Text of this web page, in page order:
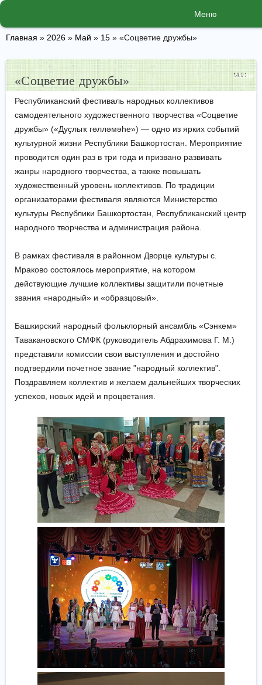
Меню
Главная » 2026 » Май » 15 » «Соцветие дружбы»
14:01
«Соцветие дружбы»
Республиканский фестиваль народных коллективов
самодеятельного художественного творчества «Соцветие
дружбы» («Дуҫлыҡ гөлләмәһе») — одно из ярких событий
культурной жизни Республики Башкортостан. Мероприятие
проводится один раз в три года и призвано развивать
жанры народного творчества, а также повышать
художественный уровень коллективов. По традиции
организаторами фестиваля являются Министерство
культуры Республики Башкортостан, Республиканский центр
народного творчества и администрация района.
В рамках фестиваля в районном Дворце культуры с.
Мраково состоялось мероприятие, на котором
действующие лучшие коллективы защитили почетные
звания «народный» и «образцовый».
Башкирский народный фольклорный ансамбль «Сэнкем»
Тавакановского СМФК (руководитель Абдрахимова Г. М.)
представили комиссии свои выступления и достойно
подтвердили почетное звание "народный коллектив".
Поздравляем коллектив и желаем дальнейших творческих
успехов, новых идей и процветания.
close